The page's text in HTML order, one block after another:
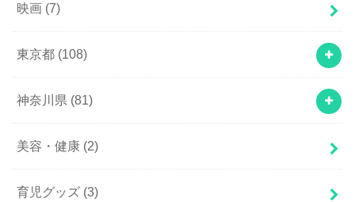
映画 (7)
東京都 (108)
神奈川県 (81)
美容・健康 (2)
育児グッズ (3)